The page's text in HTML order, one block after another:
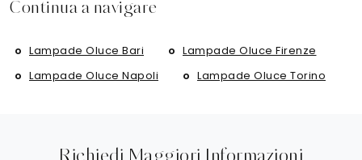
Continua a navigare
Lampade Oluce Bari
Lampade Oluce Firenze
Lampade Oluce Napoli
Lampade Oluce Torino